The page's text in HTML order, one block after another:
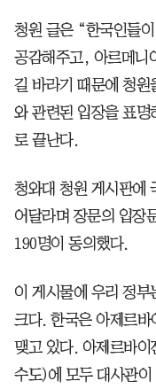
청원 글은 “한국인들
공감해주고, 아르메니
길 바라기 때문에 청원
와 관련된 입장을 표
로 끝난다.
청와대 청원 게시판에
어달라며 장문의 입장
190명이 동의했다.
이 게시물에 우리 정부
크다. 한국은 아제르
맺고 있다. 아제르바
수도)에 모두 대사관